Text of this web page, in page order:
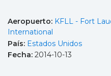
Aeropuerto: KFLL - Fort
International
País: Estados Unidos
Fecha: 2014-10-13